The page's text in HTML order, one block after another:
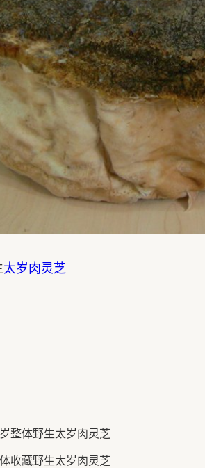
太岁肉灵芝
整体野生太岁肉灵芝
收藏野生太岁肉灵芝